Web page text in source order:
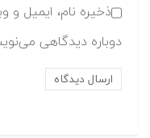
ذخیره نام، ایمیل و
دوباره دیدگاهی